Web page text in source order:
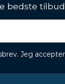
Jeg